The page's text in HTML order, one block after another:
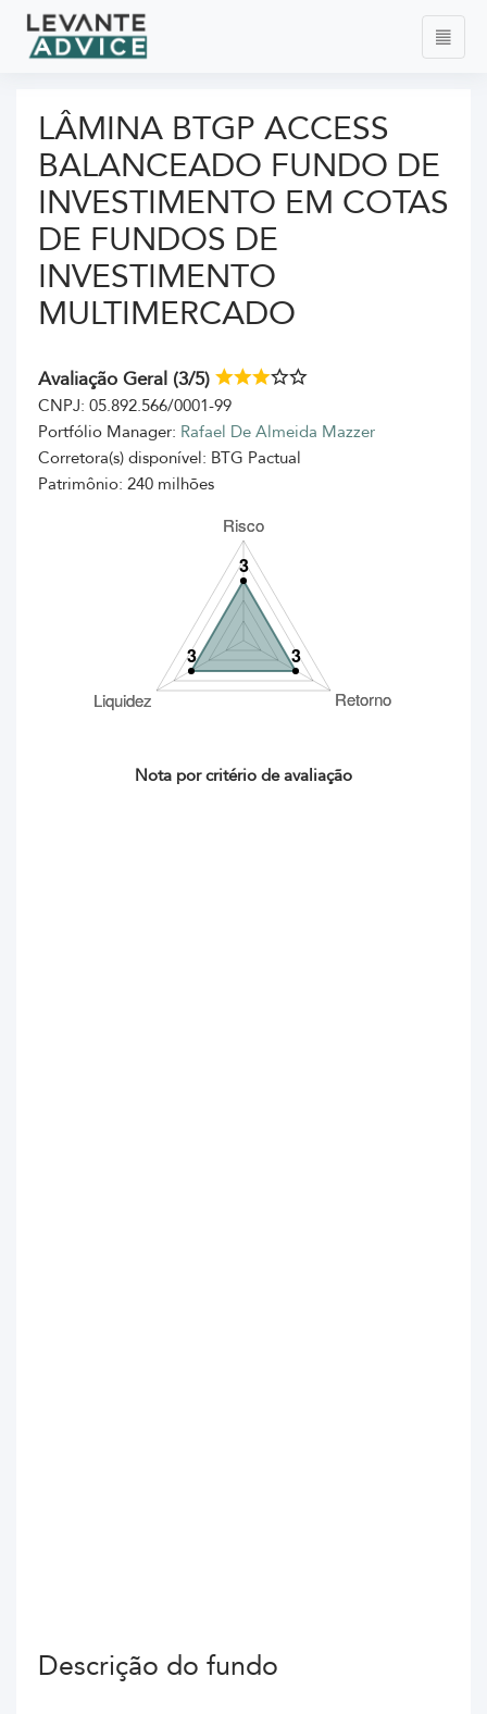
LÂMINA BTGP ACCESS
BALANCEADO FUNDO DE
INVESTIMENTO EM COTAS
DE FUNDOS DE
INVESTIMENTO
MULTIMERCADO
Avaliação Geral (3/5)
CNPJ: 05.892.566/0001-99
Portfólio Manager: Rafael De Almeida Mazzer
Corretora(s) disponível: BTG Pactual
Patrimônio: 240 milhões
Nota por critério de avaliação
Descrição do fundo